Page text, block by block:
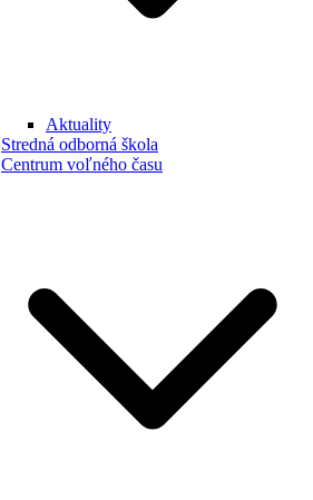
Aktuality
Stredná odborná škola
Centrum voľného času